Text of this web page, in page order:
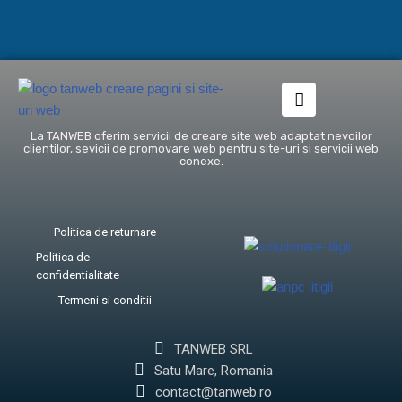
La TANWEB oferim servicii de creare site web adaptat nevoilor
clientilor, sevicii de promovare web pentru site-uri si servicii web
conexe.
Politica de returnare
Politica de
confidentialitate
Termeni si conditii
TANWEB SRL
Satu Mare, Romania
contact@tanweb.ro